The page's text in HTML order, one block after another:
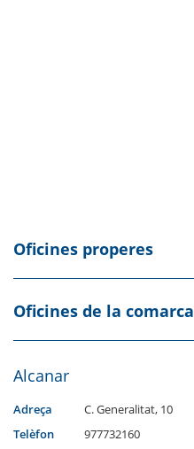
Oficines properes
Oficines de la comarca
Alcanar
Adreça
C. Generalitat, 10
Telèfon
977732160